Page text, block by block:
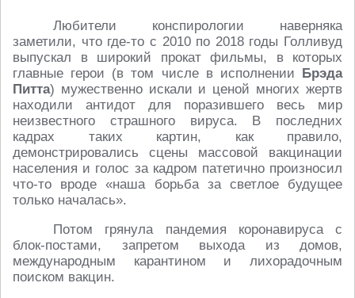
Любители конспирологии наверняка
заметили, что где-то с 2010 по 2018 годы Голливуд
выпускал в широкий прокат фильмы, в которых
главные герои (в том числе в исполнении Брэда
Питта) мужественно искали и ценой многих жертв
находили антидот для поразившего весь мир
неизвестного страшного вируса. В последних
кадрах таких картин, как правило,
демонстрировались сцены массовой вакцинации
населения и голос за кадром патетично произносил
что-то вроде «наша борьба за светлое будущее
только началась».
Потом грянула пандемия коронавируса с
блок-постами, запретом выхода из домов,
международным карантином и лихорадочным
поиском вакцин.